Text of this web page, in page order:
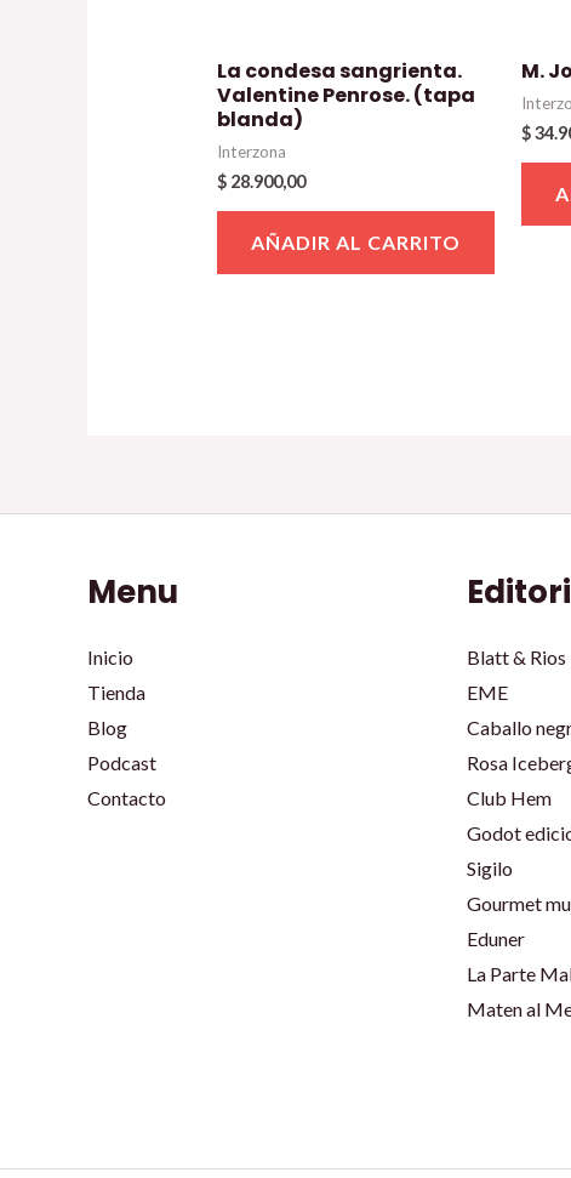
La condesa sangrienta.
Valentine Penrose. (tapa
blanda)
Interzona
$28.900,00
AÑADIR AL CARRITO
M.
$
Menu
Inicio
Tienda
Blog
Podcast
Contacto
Blatt & Rios
EME
Caballo
Rosa
Club Hem
Godot
Sigilo
Gourmet
Eduner
La Parte
Maten al